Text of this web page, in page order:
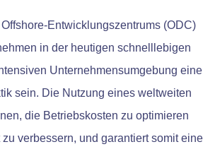
Entwicklungszentrums (ODC)
in der heutigen schnelllebigen
Unternehmensumgebung eine
sein. Die Nutzung eines weltweiten
die Betriebskosten zu optimieren
verbessern, und garantiert somit eine